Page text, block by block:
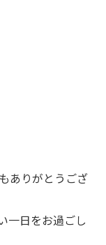
ありがとうござ
一日をお過ごし